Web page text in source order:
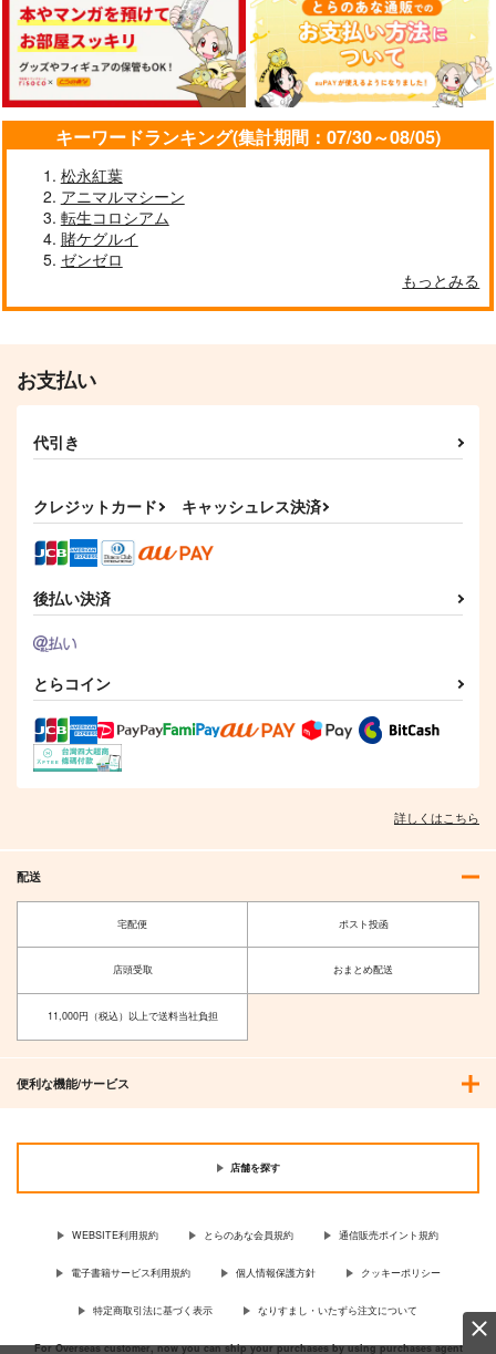
キーワードランキング(集計期間：07/30～08/05)
松永紅葉
アニマルマシーン
転生コロシアム
賭ケグルイ
ゼンゼロ
もっとみる
お支払い
代引き
クレジットカード キャッシュレス決済
後払い決済
とらコイン
詳しくはこちら
配送
宅配便 ポスト投函
店頭受取 おまとめ配送
11,000円（税込）以上で送料当社負担
便利な機能/サービス
店舗を探す
WEBSITE利用規約 とらのあな会員規約 通信販売ポイント規約
電子書籍サービス利用規約 個人情報保護方針 クッキーポリシー
特定商取引法に基づく表示 なりすまし・いたずら注文について
For Overseas customer, now you can ship your purchases by using purchases agent